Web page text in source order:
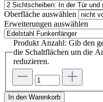
Oberfläche auswählen
Erweiterungen auswählen
Produkt Anzahl: Gib den
die Schaltflächen um die
reduzieren.
In den Warenkorb